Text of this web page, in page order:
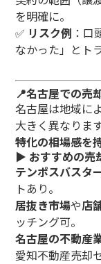
を明確に。
✅ リスク例 ：口
なかった」とト
📍名古屋での売
名古屋は地域に
大きく異なりま
特化の相場感を
▶ おすすめの売
テンポスバスタ
トあり。
居抜き市場や店
ッチング可。
名古屋の不動産
愛知不動産売却